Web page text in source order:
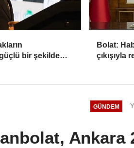
bir şekilde
Bolat:
çıkışıyla
GÜNDEM
Ankara